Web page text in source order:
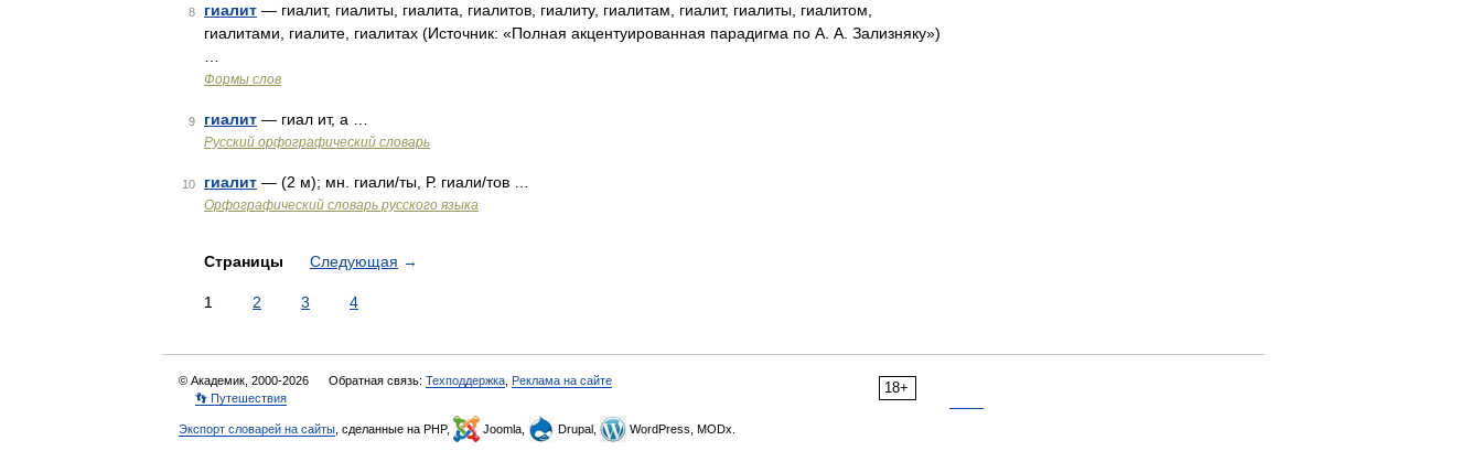
8 гиалит — гиалит, гиалиты, гиалита, гиалитов, гиалиту, гиалитам, гиалит, гиалиты, гиалитом,
гиалитами, гиалите, гиалитах (Источник: «Полная акцентуированная парадигма по А. А. Зализняку»)
Формы слов
9 гиалит — гиал ит, а …
Русский орфографический словарь
10 гиалит — (2 м); мн. гиали/ты, Р. гиали/тов …
Орфографический словарь русского языка
Страницы Следующая →
1 2 3 4
18+
© Академик, 2000-2026 Обратная связь: Техподдержка Реклама на сайте
👣 Путешествия
Экспорт словарей на сайты , сделанные на PHP, Joomla, Drupal, WordPress, MODx.